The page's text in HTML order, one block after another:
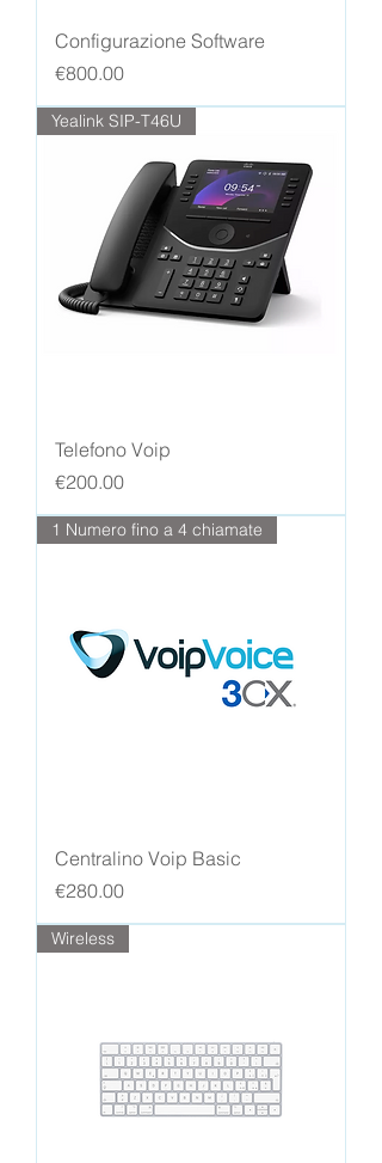
Configurazione Software
Price
€800.00
Yealink SIP-T46U
Telefono Voip
Price
€200.00
1 Numero fino a 4 chiamate
Centralino Voip Basic
Price
€280.00
Wireless